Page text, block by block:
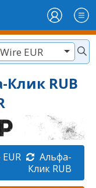
EUR
RUB
Альфа-
Клик RUB